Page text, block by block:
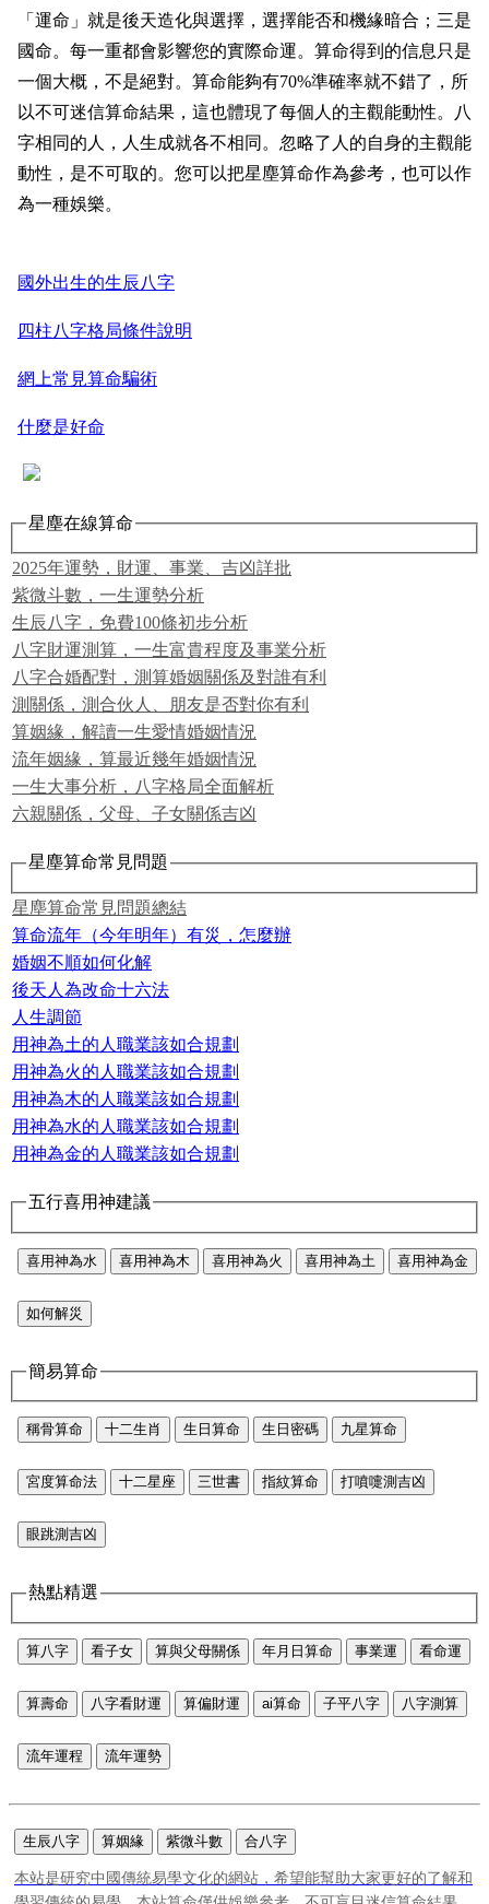
「運命」就是後天造化與選擇，選擇能否和機緣暗合；三是
國命。每一重都會影響您的實際命運。算命得到的信息只是
一個大概，不是絕對。算命能夠有70%準確率就不錯了，所
以不可迷信算命結果，這也體現了每個人的主觀能動性。八
字相同的人，人生成就各不相同。忽略了人的自身的主觀能
動性，是不可取的。您可以把星塵算命作為參考，也可以作
為一種娛樂。
國外出生的生辰八字
四柱八字格局條件說明
網上常見算命騙術
什麼是好命
星塵在線算命
2025年運勢，財運、事業、吉凶詳批
紫微斗數，一生運勢分析
生辰八字，免費100條初步分析
八字財運測算，一生富貴程度及事業分析
八字合婚配對，測算婚姻關係及對誰有利
測關係，測合伙人、朋友是否對你有利
算姻緣，解讀一生愛情婚姻情況
流年姻緣，算最近幾年婚姻情況
一生大事分析，八字格局全面解析
六親關係，父母、子女關係吉凶
星塵算命常見問題
星塵算命常見問題總結
算命流年（今年明年）有災，怎麼辦
婚姻不順如何化解
後天人為改命十六法
人生調節
用神為土的人職業該如合規劃
用神為火的人職業該如合規劃
用神為木的人職業該如合規劃
用神為水的人職業該如合規劃
用神為金的人職業該如合規劃
五行喜用神建議
喜用神為水 喜用神為木 喜用神為火 喜用神為土 喜用神為金
如何解災
簡易算命
稱骨算命 十二生肖 生日算命 生日密碼 九星算命
宮度算命法 十二星座 三世書 指紋算命 打噴嚏測吉凶
眼跳測吉凶
熱點精選
算八字 看子女 算與父母關係 年月日算命 事業運 看命運
算壽命 八字看財運 算偏財運 ai算命 子平八字 八字測算
流年運程 流年運勢
生辰八字 算姻緣 紫微斗數 合八字
本站是研究中國傳統易學文化的網站，希望能幫助大家更好的了解和